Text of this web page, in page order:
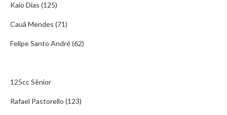
Kaio Dias (125)
Cauã Mendes (71)
Felipe Santo André (62)
125cc Sênior
Rafael Pastorello (123)